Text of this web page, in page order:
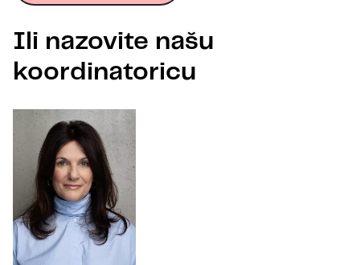
Ili nazovite našu
koordinatoricu